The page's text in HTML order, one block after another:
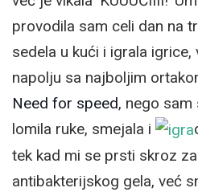
provodila sam celi dan na
sedela u kući i igrala igrice,
napolju sa najboljim
Need for speed, nego sam
lomila ruke, smejala i
tek kad mi se prsti skroz
antibakterijskog gela, već